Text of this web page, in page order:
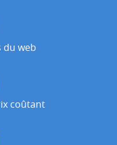
du web
coûtant